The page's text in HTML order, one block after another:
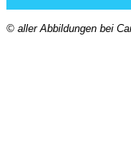
© aller Abbildungen bei